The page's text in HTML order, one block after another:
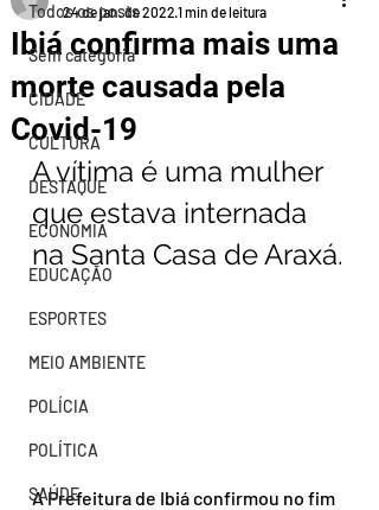
Todos os posts
Sem categoria
CIDADE
CULTURA
DESTAQUE
ECONOMIA
EDUCAÇÃO
ESPORTES
MEIO AMBIENTE
POLÍCIA
POLÍTICA
SAÚDE
Ibiá confirma mais uma
morte causada pela
Covid-19
24 de jan. de 2022 1 min de leitura
A vítima é uma mulher
que estava internada
na Santa Casa de Araxá.
A Prefeitura de Ibiá confirmou no fim